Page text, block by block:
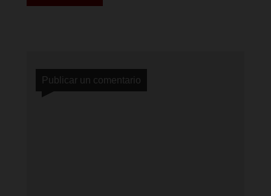
Publicar un comentario